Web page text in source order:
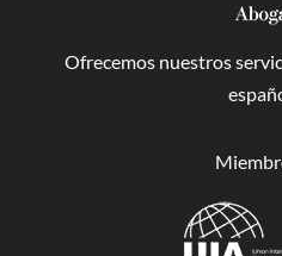
Ofrecemos nuestros